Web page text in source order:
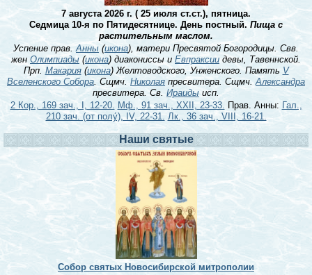
7 августа 2026 г. ( 25 июля ст.ст.), пятница.
Седмица 10-я по Пятидесятнице. День постный. Пища с
растительным маслом.
Успение прав.Анны (икона), матери Пресвятой Богородицы. Свв.
жен Олимпиады (икона) диакониссы и Евпраксии девы, Тавеннской.
Прп.Макария(икона) Желтоводского, Унженского. Память V
Вселенского Собора. Сщмч. Николая пресвитера. Сщмч.Александра
пресвитера. Св. Ираидыисп.
2 Кор., 169 зач., I, 12-20. Мф., 91 зач., XXII, 23-33. Прав. Анны: Гал.,
210 зач. (от полу́), IV, 22-31. Лк., 36 зач., VIII, 16-21.
Наши святые
Собор святых Новосибирской митрополии